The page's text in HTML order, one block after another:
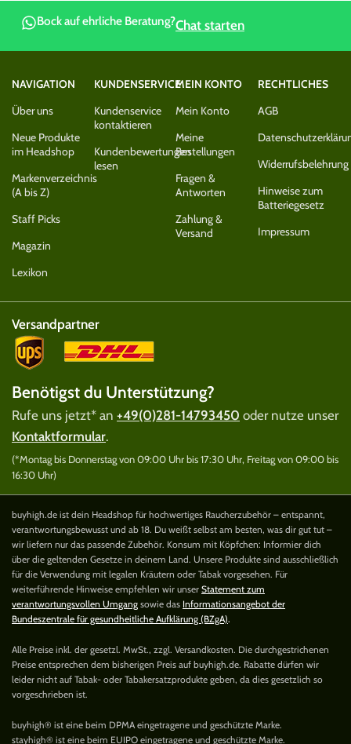
Bock auf ehrliche Beratung?Chat starten
NAVIGATION
Über uns
Neue Produkte
im Headshop
Markenverzeichnis
(A bis Z)
Staff Picks
Magazin
Lexikon
KUNDENSERVICE
Kundenservice
kontaktieren
Kundenbewertungen
lesen
MEIN KONTO
Mein Konto
Meine
Bestellungen
Fragen &
Antworten
Zahlung &
Versand
RECHTLICHES
AGB
Widerrufsbelehrung
Hinweise zum
Batteriegesetz
Impressum
Versandpartner
Benötigst du Unterstützung?
Rufe uns jetzt* an +49(0)281-14793450 oder nutze unser
Kontaktformular.
(*Montag bis Donnerstag von 09:00 Uhr bis 17:30 Uhr, Freitag von 09:00 bis
16:30 Uhr)
buyhigh.de ist dein Headshop für hochwertiges Raucherzubehör – entspannt,
verantwortungsbewusst und ab 18. Du weißt selbst am besten, was dir gut tut –
wir liefern nur das passende Zubehör. Konsum mit Köpfchen: Informier dich
über die geltenden Gesetze in deinem Land. Unsere Produkte sind ausschließlich
für die Verwendung mit legalen Kräutern oder Tabak vorgesehen. Für
weiterführende Hinweise empfehlen wir unser Statement zum
verantwortungsvollen Umgang sowie das Informationsangebot der
Bundeszentrale für gesundheitliche Aufklärung (BZgA).
Alle Preise inkl. der gesetzl. MwSt., zzgl. Versandkosten. Die durchgestrichenen
Preise entsprechen dem bisherigen Preis auf buyhigh.de. Rabatte dürfen wir
leider nicht auf Tabak- oder Tabakersatzprodukte geben, da dies gesetzlich so
vorgeschrieben ist.
buyhigh® ist eine beim DPMA eingetragene und geschützte Marke.
stayhigh® ist eine beim EUIPO eingetragene und geschützte Marke.